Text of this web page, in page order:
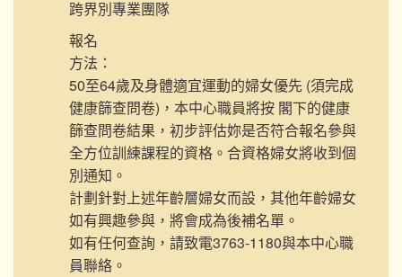
跨界別專業團隊
報名
方法：
50至64歲及身體適宜運動的婦女優先 (須完成
健康篩查問卷)，本中心職員將按 閣下的健康
篩查問卷結果，初步評估妳是否符合報名參與
全方位訓練課程的資格。合資格婦女將收到個
別通知。
計劃針對上述年齡層婦女而設，其他年齡婦女
如有興趣參與，將會成為後補名單。
如有任何查詢，請致電3763-1180與本中心職
員聯絡。